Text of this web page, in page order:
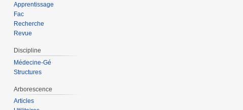
Apprentissage
Fac
Recherche
Revue
Discipline
Médecine-Gé
Structures
Arborescence
Articles